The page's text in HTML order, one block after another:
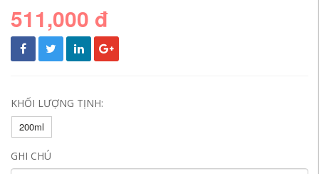
511,000 đ
KHỐI LƯỢNG TỊNH:
200ml
GHI CHÚ